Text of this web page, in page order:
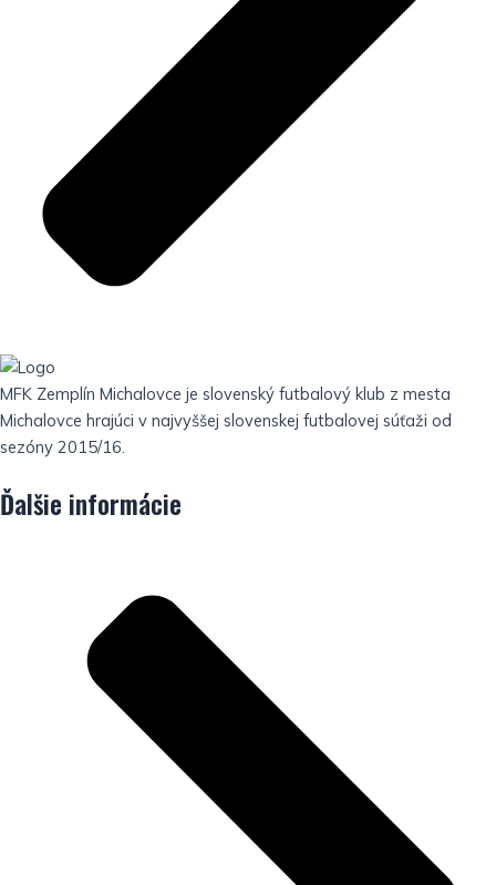
MFK Zemplín Michalovce je slovenský futbalový klub z mesta
Michalovce hrajúci v najvyššej slovenskej futbalovej súťaži od
sezóny 2015/16.
Ďalšie informácie